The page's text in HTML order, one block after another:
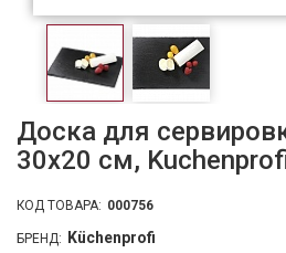
Доска для
30х20 см,
КОД ТОВАРА: 000756
БРЕНД: Küchenprofi